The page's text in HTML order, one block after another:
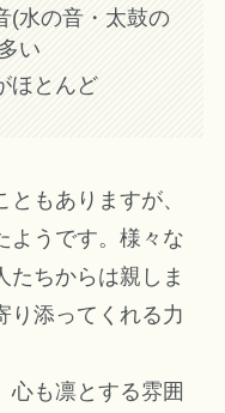
(水の音・太鼓の
い
ほとんど
もありますが、
ようです。様々な
たちからは親しま
り添ってくれる力
心も凛とする雰囲